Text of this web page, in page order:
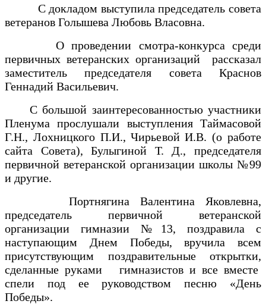
С докладом выступила председатель совета
ветеранов Голышева Любовь Власовна.
О проведении смотра-конкурса среди
первичных ветеранских организаций рассказал
заместитель председателя совета Краснов
Геннадий Васильевич.
С большой заинтересованностью участники
Пленума прослушали выступления Таймасовой
Г.Н., Лохницкого П.И., Чирьевой И.В. (о работе
сайта Совета), Булыгиной Т. Д., председателя
первичной ветеранской организации школы №99
и другие.
Портнягина Валентина Яковлевна,
председатель первичной ветеранской
организации гимназии №13, поздравила с
наступающим Днем Победы, вручила всем
присутствующим поздравительные открытки,
сделанные руками гимназистов и все вместе
спели под ее руководством песню «День
Победы».